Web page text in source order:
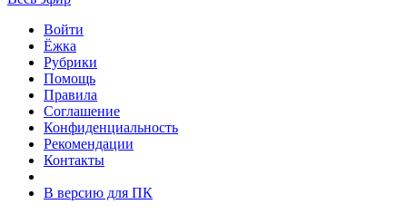
Войти
Ёжка
Рубрики
Помощь
Правила
Соглашение
Конфиденциальность
Рекомендации
Контакты
В версию для ПК